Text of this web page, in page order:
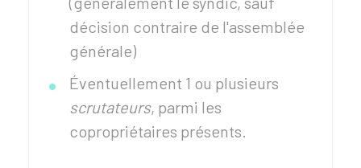
décision contraire de l'assemblée
générale)
Éventuellement 1 ou plusieurs
scrutateurs, parmi les
copropriétaires présents.